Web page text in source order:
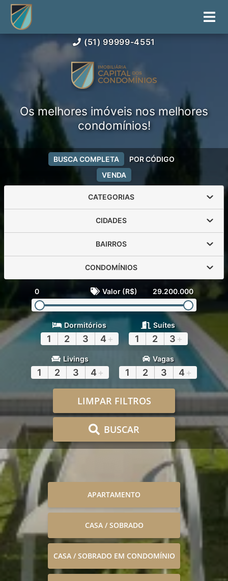
(51) 99999-4551
Os melhores imóveis nos melhores
condomínios!
VENDA
BUSCA COMPLETA POR CÓDIGO
CATEGORIAS
CIDADES
BAIRROS
CONDOMÍNIOS
0 Valor (R$) 29.200.000
Dormitórios
1 2 3 4 +
Suítes
1 2 3 +
Livings
1 2 3 4 +
Vagas
1 2 3 4 +
LIMPAR FILTROS
BUSCAR
APARTAMENTO
CASA / SOBRADO
CASA / SOBRADO EM CONDOMÍNIO